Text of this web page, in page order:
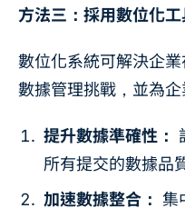
方法三：採用數位化
數位化系統可解決企
數據管理挑戰，並為企
提升數據準確性：
所有提交的數據品
加速數據整合： 集